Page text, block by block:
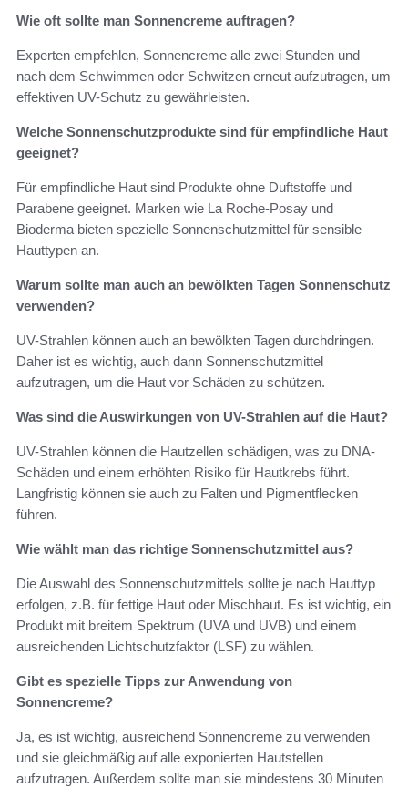
Wie oft sollte man Sonnencreme auftragen?
Experten empfehlen, Sonnencreme alle zwei Stunden und
nach dem Schwimmen oder Schwitzen erneut aufzutragen, um
effektiven UV-Schutz zu gewährleisten.
Welche Sonnenschutzprodukte sind für empfindliche Haut
geeignet?
Für empfindliche Haut sind Produkte ohne Duftstoffe und
Parabene geeignet. Marken wie La Roche-Posay und
Bioderma bieten spezielle Sonnenschutzmittel für sensible
Hauttypen an.
Warum sollte man auch an bewölkten Tagen Sonnenschutz
verwenden?
UV-Strahlen können auch an bewölkten Tagen durchdringen.
Daher ist es wichtig, auch dann Sonnenschutzmittel
aufzutragen, um die Haut vor Schäden zu schützen.
Was sind die Auswirkungen von UV-Strahlen auf die Haut?
UV-Strahlen können die Hautzellen schädigen, was zu DNA-
Schäden und einem erhöhten Risiko für Hautkrebs führt.
Langfristig können sie auch zu Falten und Pigmentflecken
führen.
Wie wählt man das richtige Sonnenschutzmittel aus?
Die Auswahl des Sonnenschutzmittels sollte je nach Hauttyp
erfolgen, z.B. für fettige Haut oder Mischhaut. Es ist wichtig, ein
Produkt mit breitem Spektrum (UVA und UVB) und einem
ausreichenden Lichtschutzfaktor (LSF) zu wählen.
Gibt es spezielle Tipps zur Anwendung von
Sonnencreme?
Ja, es ist wichtig, ausreichend Sonnencreme zu verwenden
und sie gleichmäßig auf alle exponierten Hautstellen
aufzutragen. Außerdem sollte man sie mindestens 30 Minuten